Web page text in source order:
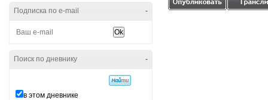
-
Подписка по e-mail
-
Поиск по дневнику
в этом дневнике